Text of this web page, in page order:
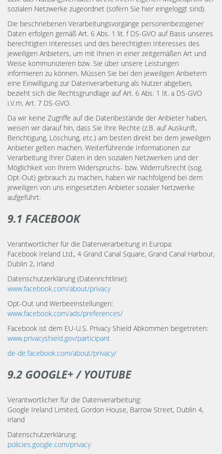
sozialen Netzwerke zugeordnet (sofern Sie hier eingeloggt sind).
Die beschriebenen Verarbeitungsvorgänge personenbezogener
Daten erfolgen gemäß Art. 6 Abs. 1 lit. f DS-GVO auf Basis unseres
berechtigten Interesses und des berechtigten Interesses des
jeweiligen Anbieters, um mit Ihnen in einer zeitgemäßen Art und
Weise kommunizieren bzw. Sie über unsere Leistungen
informieren zu können. Müssen Sie bei den jeweiligen Anbietern
eine Einwilligung zur Datenverarbeitung als Nutzer abgeben,
bezieht sich die Rechtsgrundlage auf Art. 6 Abs. 1 lit. a DS-GVO
i.V.m. Art. 7 DS-GVO.
Da wir keine Zugriffe auf die Datenbestände der Anbieter haben,
weisen wir darauf hin, dass Sie Ihre Rechte (z.B. auf Auskunft,
Berichtigung, Löschung, etc.) am besten direkt bei dem jeweiligen
Anbieter gelten machen. Weiterführende Informationen zur
Verarbeitung Ihrer Daten in den sozialen Netzwerken und der
Möglichkeit von Ihrem Widerspruchs- bzw. Widerrufsrecht (sog.
Opt-Out) gebrauch zu machen, haben wir nachfolgend bei dem
jeweiligen von uns eingesetzten Anbieter sozialer Netzwerke
aufgeführt:
9.1 FACEBOOK
Verantwortlicher für die Datenverarbeitung in Europa:
Facebook Ireland Ltd., 4 Grand Canal Square, Grand Canal Harbour,
Dublin 2, Irland
Datenschutzerklärung (Datenrichtlinie):
www.facebook.com/about/privacy
Opt-Out und Werbeeinstellungen:
www.facebook.com/ads/preferences/
Facebook ist dem EU-U.S. Privacy Shield Abkommen beigetreten:
www.privacyshield.gov/participant
de-de.facebook.com/about/privacy/
9.2 GOOGLE+ / YOUTUBE
Verantwortlicher für die Datenverarbeitung:
Google Ireland Limited, Gordon House, Barrow Street, Dublin 4,
Irland
Datenschutzerklärung:
policies.google.com/privacy